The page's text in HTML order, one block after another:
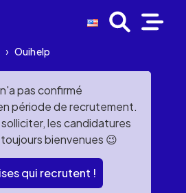
› Ouihelp
pas confirmé
période de recrutement.
les candidatures
bienvenues 😉
qui recrutent !